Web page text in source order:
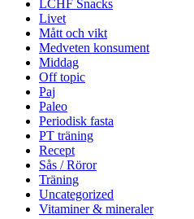
LCHF Snacks
Livet
Mått och vikt
Medveten konsument
Middag
Off topic
Paj
Paleo
Periodisk fasta
PT träning
Recept
Sås / Röror
Träning
Uncategorized
Vitaminer & mineraler